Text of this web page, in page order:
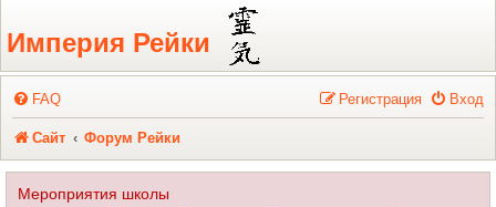
Регистрация
Империя Рейки
FAQ Вход
Регистрация
Сайт Форум Рейки
Мероприятия школы